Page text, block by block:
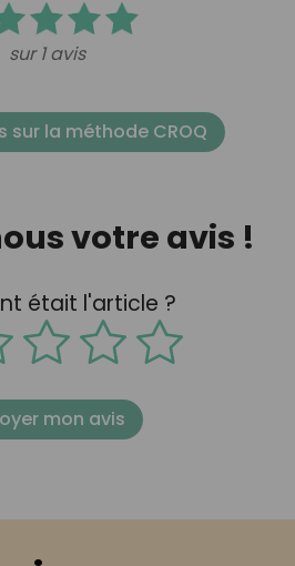
sur 1 avis
sur la méthode CROQ
votre avis !
était l'article ?
mon avis